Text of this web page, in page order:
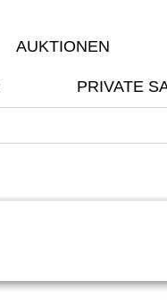
AUKTIONEN
PRIVATE